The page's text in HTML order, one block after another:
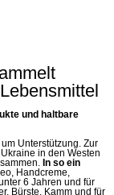
und haltbare
Unterstützung. Zur
in den Westen
In so ein
Handcreme,
6 Jahren und für
Bürste, Kamm und für